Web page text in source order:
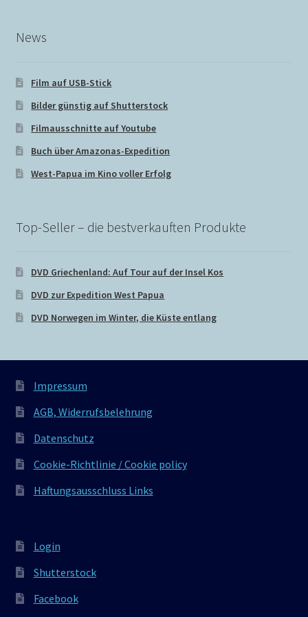
Reset Password
Sign Up
Warenkorb
Zahlungsmethoden
News
Film auf USB-Stick
Bilder günstig auf Shutterstock
Filmausschnitte auf Youtube
Buch über Amazonas-Expedition
West-Papua im Kino voller Erfolg
Top-Seller – die bestverkauften Produkte
DVD Griechenland: Auf Tour auf der Insel Kos
DVD zur Expedition West Papua
DVD Norwegen im Winter, die Küste entlang
Impressum
AGB, Widerrufsbelehrung
Datenschutz
Cookie-Richtlinie / Cookie policy
Haftungsausschluss Links
Login
Shutterstock
Facebook